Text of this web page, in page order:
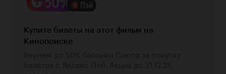
Купите билеты на этот фильм на
Кинопоиске